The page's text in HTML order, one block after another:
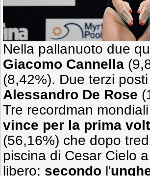
Nella pallanuoto due
Giacomo Cannella
(8,42%). Due terzi
Alessandro De Rose
Tre recordman
vince per la prima
(56,16%) che dopo
piscina di Cesar Cielo
libero; secondo l'